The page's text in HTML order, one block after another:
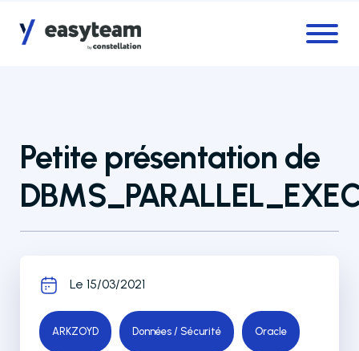
Petite présentation de
Le 15/03/2021
ARKZOYD Données / Sécurité Oracle